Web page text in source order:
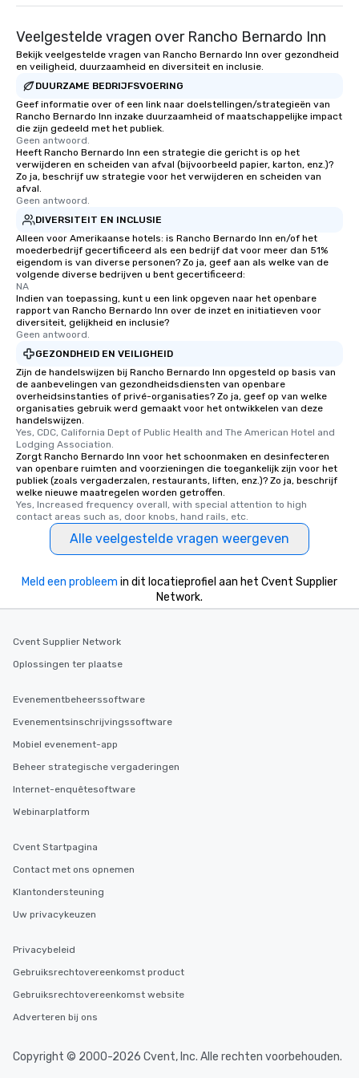
experienced, and all
are special, from the
last. It’s an
will reminisce about
One of the best
convenient and
restaurants are within
walking distance of
heading to the next
itinerary. You Get a Dinner and a Show
knowledgeable,
interactive
along the way
ensuring there is
several renowned
convenient outing,
discovered otherwise
at a typical corporate
a way to try some of
cuisines and dishes.
high standards to
Veelgestelde vragen over Rancho Bernardo Inn
Bekijk veelgestelde vragen van Rancho Bernardo Inn over gezondheid
en veiligheid, duurzaamheid en diversiteit en inclusie.
DUURZAME BEDRIJFSVOERING
Geef informatie over of een link naar doelstellingen/strategieën van
Rancho Bernardo Inn inzake duurzaamheid of maatschappelijke impact
die zijn gedeeld met het publiek.
Geen antwoord.
Heeft Rancho Bernardo Inn een strategie die gericht is op het
verwijderen en scheiden van afval (bijvoorbeeld papier, karton, enz.)?
Zo ja, beschrijf uw strategie voor het verwijderen en scheiden van
afval.
Geen antwoord.
DIVERSITEIT EN INCLUSIE
Alleen voor Amerikaanse hotels: is Rancho Bernardo Inn en/of het
moederbedrijf gecertificeerd als een bedrijf dat voor meer dan 51%
eigendom is van diverse personen? Zo ja, geef aan als welke van de
volgende diverse bedrijven u bent gecertificeerd:
NA
Indien van toepassing, kunt u een link opgeven naar het openbare
rapport van Rancho Bernardo Inn over de inzet en initiatieven voor
diversiteit, gelijkheid en inclusie?
Geen antwoord.
GEZONDHEID EN VEILIGHEID
Zijn de handelswijzen bij Rancho Bernardo Inn opgesteld op basis van
de aanbevelingen van gezondheidsdiensten van openbare
overheidsinstanties of privé-organisaties? Zo ja, geef op van welke
organisaties gebruik werd gemaakt voor het ontwikkelen van deze
handelswijzen.
Yes, CDC, California Dept of Public Health and The American Hotel and
Lodging Association.
Zorgt Rancho Bernardo Inn voor het schoonmaken en desinfecteren
van openbare ruimten and voorzieningen die toegankelijk zijn voor het
publiek (zoals vergaderzalen, restaurants, liften, enz.)? Zo ja, beschrijf
welke nieuwe maatregelen worden getroffen.
Yes, Increased frequency overall, with special attention to high
contact areas such as, door knobs, hand rails, etc.
Alle veelgestelde vragen weergeven
Meld een probleem in dit locatieprofiel aan het Cvent Supplier
Network.
Cvent Supplier Network
Oplossingen ter plaatse
Evenementbeheerssoftware
Evenementsinschrijvingssoftware
Mobiel evenement-app
Beheer strategische vergaderingen
Internet-enquêtesoftware
Webinarplatform
Cvent Startpagina
Contact met ons opnemen
Klantondersteuning
Uw privacykeuzen
Privacybeleid
Gebruiksrechtovereenkomst product
Gebruiksrechtovereenkomst website
Adverteren bij ons
Copyright © 2000-2026 Cvent, Inc. Alle rechten voorbehouden.